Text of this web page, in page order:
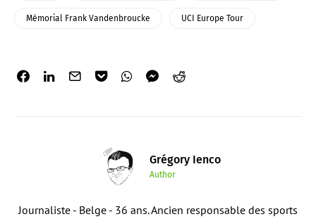
Mémorial Frank Vandenbroucke UCI Europe Tour
Grégory Ienco
Author
Journaliste - Belge - 36 ans. Ancien responsable des sports